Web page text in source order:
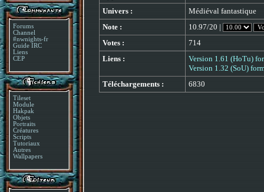
Forums
Channel
#nwnights-fr
Guide IRC
Liens
CEP
Tileset
Module
Hakpak
Objets
Portraits
Créatures
Scripts
Tutoriaux
Autres
Wallpapers
Univers :
Médiéval fantastique
Note :
10.97/20 |
Votes :
714
Liens :
Version 1.61 (HoTu)
Version 1.32 (SoU)
Téléchargements :
6830